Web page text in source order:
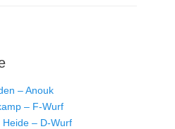
– Anouk
– F-Wurf
– D-Wurf